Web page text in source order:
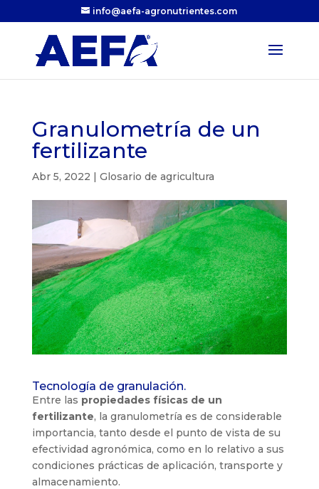
info@aefa-agronutrientes.com
Granulometría de un
fertilizante
Abr 5, 2022 | Glosario de agricultura
Tecnología de granulación.
Entre las propiedades físicas de un
fertilizante, la granulometría es de considerable
importancia, tanto desde el punto de vista de su
efectividad agronómica, como en lo relativo a sus
condiciones prácticas de aplicación, transporte y
almacenamiento.